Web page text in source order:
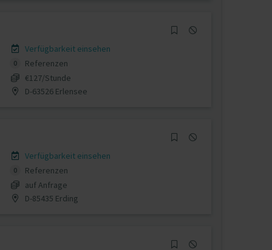
Verfügbarkeit einsehen
0
Referenzen
€127/Stunde
D-63526 Erlensee
Verfügbarkeit einsehen
0
Referenzen
auf Anfrage
D-85435 Erding